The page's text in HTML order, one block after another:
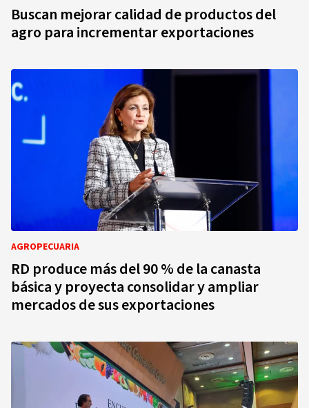
Buscan mejorar calidad de productos del
agro para incrementar exportaciones
AGROPECUARIA
RD produce más del 90 % de la canasta
básica y proyecta consolidar y ampliar
mercados de sus exportaciones